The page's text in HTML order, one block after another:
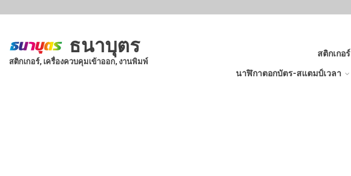
content
ธนาบุตร
สติกเกอร์, เครื่องควบคุมเข้าออก, งานพิมพ์
สติกเกอร์
นาฬิกาตอกบัตร-สแตมป์เวลา